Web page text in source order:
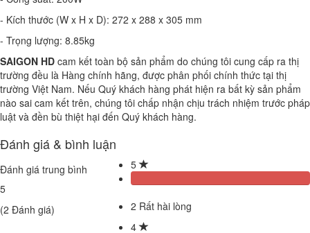
- Kích thước (W x H x D): 272 x 288 x 305 mm
- Trọng lượng: 8.85kg
SAIGON HD cam kết toàn bộ sản phẩm do chúng tôi cung cấp ra thị
trường đều là Hàng chính hãng, được phân phối chính thức tại thị
trường Việt Nam. Nếu Quý khách hàng phát hiện ra bất kỳ sản phẩm
nào sai cam kết trên, chúng tôi chấp nhận chịu trách nhiệm trước pháp
luật và đền bù thiệt hại đến Quý khách hàng.
Đánh giá & bình luận
Đánh giá trung bình
5
(2 Đánh giá)
5
2 Rất hài lòng
4